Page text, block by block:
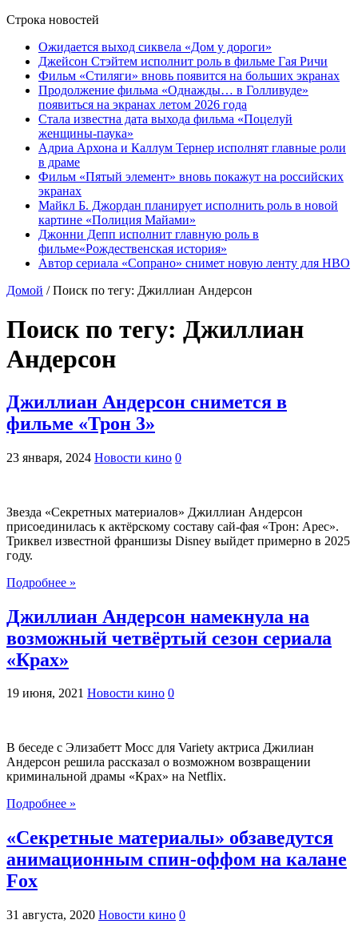
Строка новостей
Ожидается выход сиквела «Дом у дороги»
Джейсон Стэйтем исполнит роль в фильме Гая Ричи
Фильм «Стиляги» вновь появится на больших экранах
Продолжение фильма «Однажды… в Голливуде»
появиться на экранах летом 2026 года
Стала известна дата выхода фильма «Поцелуй
женщины-паука»
Адриа Архона и Каллум Тернер исполнят главные роли
в драме
Фильм «Пятый элемент» вновь покажут на российских
экранах
Майкл Б. Джордан планирует исполнить роль в новой
картине «Полиция Майами»
Джонни Депп исполнит главную роль в
фильме«Рождественская история»
Автор сериала «Сопрано» снимет новую ленту для HBO
Домой / Поиск по тегу: Джиллиан Андерсон
Поиск по тегу: Джиллиан
Андерсон
Джиллиан Андерсон снимется в
фильме «Трон 3»
23 января, 2024 Новости кино 0
Звезда «Секретных материалов» Джиллиан Андерсон
присоединилась к актёрскому составу сай-фая «Трон: Арес».
Триквел известной франшизы Disney выйдет примерно в 2025
году.
Подробнее »
Джиллиан Андерсон намекнула на
возможный четвёртый сезон сериала
«Крах»
19 июня, 2021 Новости кино 0
В беседе с Элизабетт Мосс для Variety актриса Джилиан
Андерсон решила рассказал о возможном возвращении
криминальной драмы «Крах» на Netflix.
Подробнее »
«Секретные материалы» обзаведутся
анимационным спин-оффом на калане
Fox
31 августа, 2020 Новости кино 0